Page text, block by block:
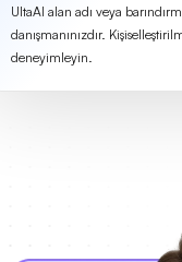
UltaAI alan adı veya
danışmanınızdır.
deneyimleyin.